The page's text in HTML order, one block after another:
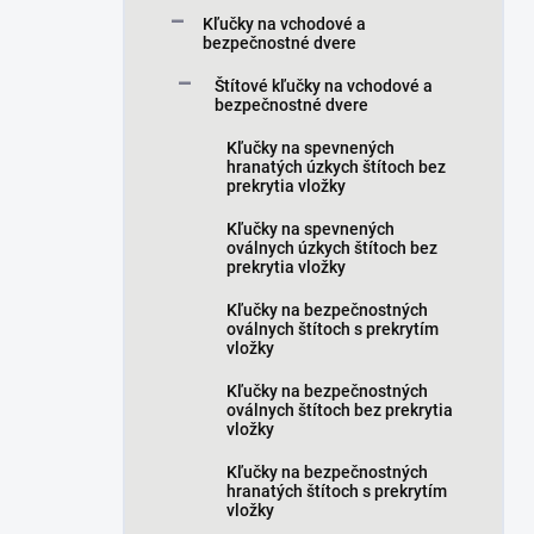
Kľučky na vchodové a
bezpečnostné dvere
Štítové kľučky na vchodové a
bezpečnostné dvere
Kľučky na spevnených
hranatých úzkych štítoch bez
prekrytia vložky
Kľučky na spevnených
oválnych úzkych štítoch bez
prekrytia vložky
Kľučky na bezpečnostných
oválnych štítoch s prekrytím
vložky
Kľučky na bezpečnostných
oválnych štítoch bez prekrytia
vložky
Kľučky na bezpečnostných
hranatých štítoch s prekrytím
vložky